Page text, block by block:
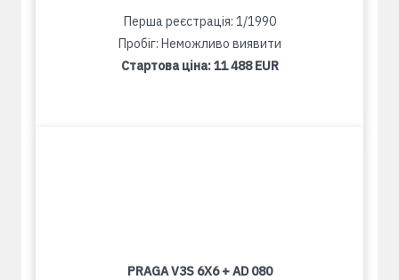
Перша реєстрація: 1/1990
Пробіг: Неможливо виявити
Стартова ціна:11 488 EUR
PRAGA V3S 6X6 + AD 080